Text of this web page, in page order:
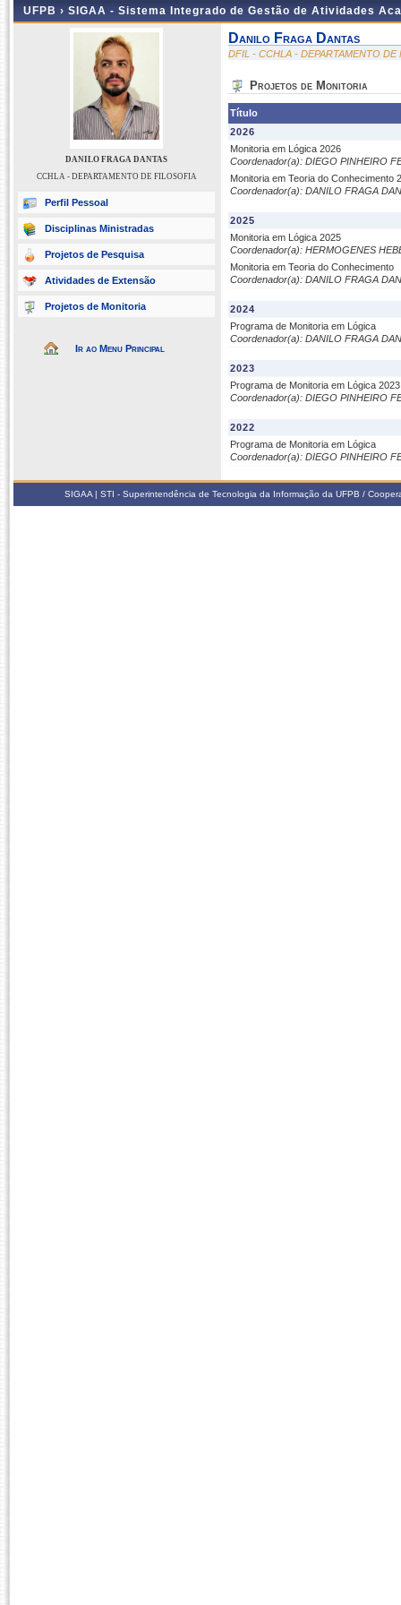
UFPB › SIGAA - Sistema Integrado de Gestão de Atividades
DANILO FRAGA DANTAS
CCHLA - DEPARTAMENTO DE FILOSOFIA
Perfil Pessoal
Disciplinas Ministradas
Projetos de Pesquisa
Atividades de Extensão
Projetos de Monitoria
Ir ao Menu Principal
Danilo Fraga Dantas
DFIL - CCHLA - DEPARTAMENTO DE
Projetos de Monitoria
Título
2026
Monitoria em Lógica 2026
Coordenador(a): DIEGO PINHEIRO
Monitoria em Teoria do Conhecimento
Coordenador(a): DANILO FRAGA
2025
Monitoria em Lógica 2025
Coordenador(a): HERMOGENES
Monitoria em Teoria do Conhecimento
Coordenador(a): DANILO FRAGA
2024
Programa de Monitoria em Lógica
Coordenador(a): DANILO FRAGA
2023
Programa de Monitoria em Lógica 2023
Coordenador(a): DIEGO PINHEIRO
2022
Programa de Monitoria em Lógica
Coordenador(a): DIEGO PINHEIRO
SIGAA | STI - Superintendência de Tecnologia da Informação da UFPB /